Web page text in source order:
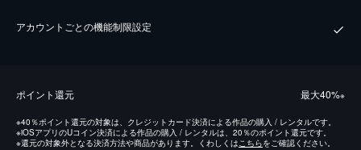
アカウントごとの機能制限設定
ポイント還元 最⼤40%※
※40％ポイント還元の対象は、クレジットカード決済による作品の購入 / レンタルです。
※iOSアプリのUコイン決済による作品の購入 / レンタルは、20％のポイント還元です。
※還元の対象外となる決済方法や商品があります。くわしくはこちらをご確認ください。